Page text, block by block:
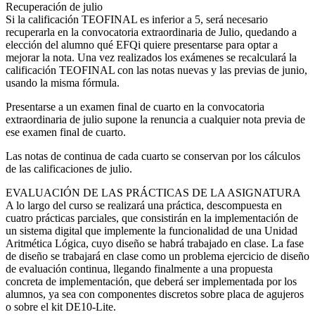
Recuperación de julio
Si la calificación TEOFINAL es inferior a 5, será necesario
recuperarla en la convocatoria extraordinaria de Julio, quedando a
elección del alumno qué EFQi quiere presentarse para optar a
mejorar la nota. Una vez realizados los exámenes se recalculará la
calificación TEOFINAL con las notas nuevas y las previas de junio,
usando la misma fórmula.
Presentarse a un examen final de cuarto en la convocatoria
extraordinaria de julio supone la renuncia a cualquier nota previa de
ese examen final de cuarto.
Las notas de continua de cada cuarto se conservan por los cálculos
de las calificaciones de julio.
EVALUACIÓN DE LAS PRÁCTICAS DE LA ASIGNATURA
A lo largo del curso se realizará una práctica, descompuesta en
cuatro prácticas parciales, que consistirán en la implementación de
un sistema digital que implemente la funcionalidad de una Unidad
Aritmética Lógica, cuyo diseño se habrá trabajado en clase. La fase
de diseño se trabajará en clase como un problema ejercicio de diseño
de evaluación continua, llegando finalmente a una propuesta
concreta de implementación, que deberá ser implementada por los
alumnos, ya sea con componentes discretos sobre placa de agujeros
o sobre el kit DE10-Lite.